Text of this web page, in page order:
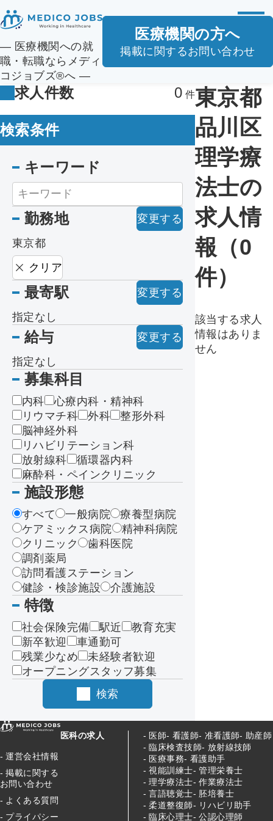
― 医療機関への就
職・転職ならメディ
コジョブズ®へ ―
医療機関の方へ
掲載に関するお問い合わせ
求人件数 0
検索条件
キーワード
勤務地
変更する
東京都
クリア
最寄駅
変更する
指定なし
給与
変更する
指定なし
募集科目
内科
心療内科・精神科
リウマチ科
外科
整形外科
脳神経外科
リハビリテーション科
放射線科
循環器内科
麻酔科・ペインクリニック
施設形態
すべて 一般病院
療養型病院
ケアミックス病院
精神科病院
クリニック
歯科医院
調剤薬局
訪問看護ステーション
健診・検診施設
介護施設
特徴
社会保険完備 駅近
教育充実
新卒歓迎
車通勤可
残業少なめ
未経験者歓迎
オープニングスタッフ募集
検索
東京都
品川区
理学療
法士の
求人情
報（0
件）
該当する求人
情報はありま
せん
運営会社情報
掲載に関する
お問い合わせ
よくある質問
プライパシー
医科の求人 医師 看護師 准看護師
助産師
臨床検査技師
放射線技師
医療事務
看護助手
視能訓練士
管理栄養士
理学療法士
作業療法士
言語聴覚士
胚培養士
柔道整復師
リハビリ助手
臨床心理士
公認心理師